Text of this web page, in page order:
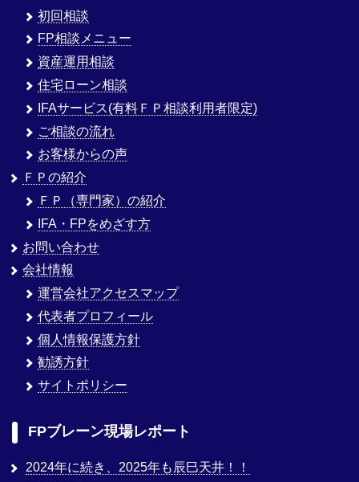
初回相談
FP相談メニュー
資産運用相談
住宅ローン相談
IFAサービス(有料ＦＰ相談利用者限定)
ご相談の流れ
お客様からの声
ＦＰの紹介
ＦＰ（専門家）の紹介
IFA・FPをめざす方
お問い合わせ
会社情報
運営会社アクセスマップ
代表者プロフィール
個人情報保護方針
勧誘方針
サイトポリシー
FPブレーン現場レポート
2024年に続き、2025年も辰巳天井！！